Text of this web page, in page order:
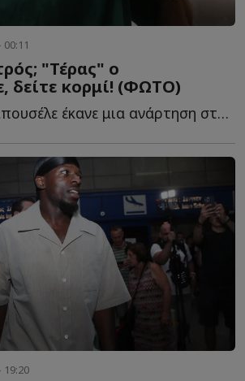
"Τέρας" ο
δείτε κορμί! (ΦΩΤΟ)
Ο Γκερσόν Γιαμπουσέλε έκανε μια ανάρτηση στα social media, κ...
19:20